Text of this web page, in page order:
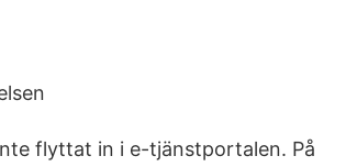
flyttat in i e-tjänstportalen. På